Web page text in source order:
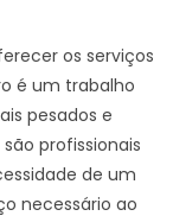
os serviços
é um trabalho
pesados e
profissionais
de um
necessário ao